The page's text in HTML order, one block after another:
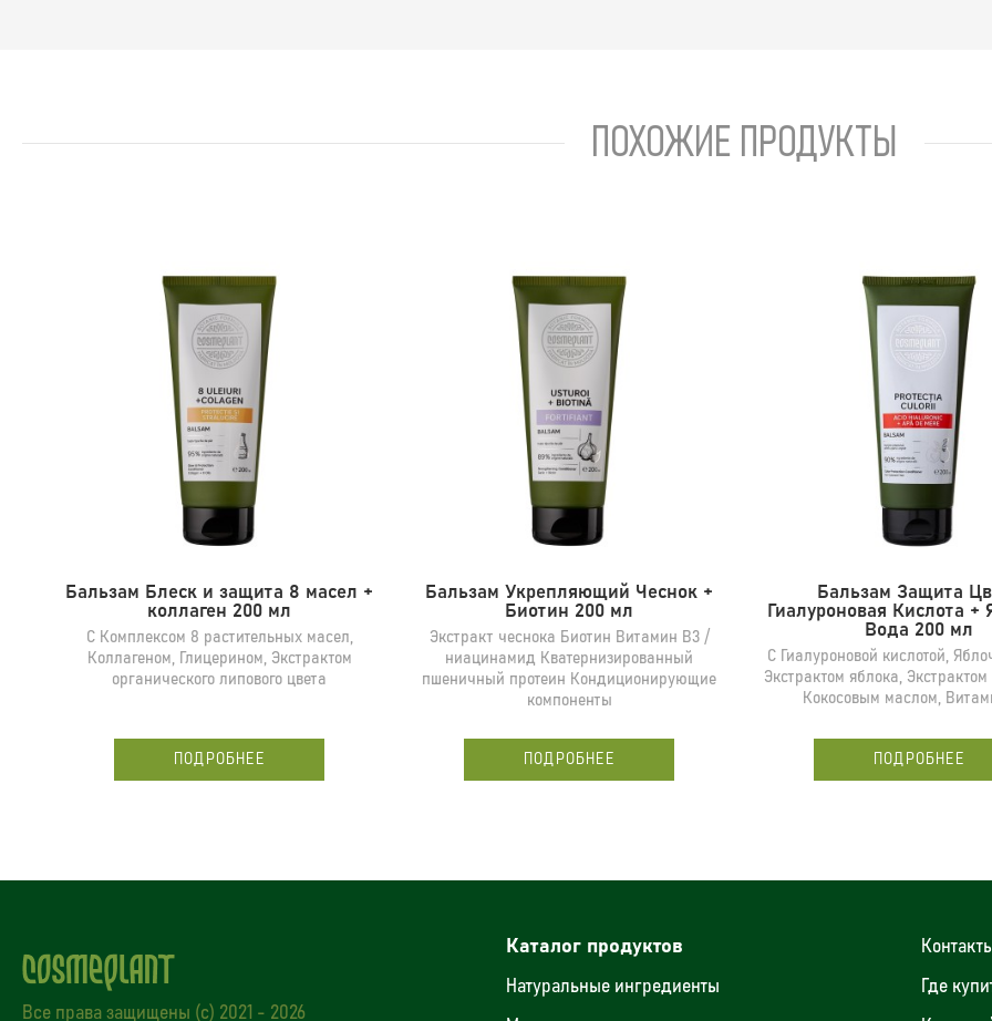
ПОХОЖИЕ ПРОДУКТЫ
Бальзам Блеск и защита 8 масел +
коллаген 200 мл
С Комплексом 8 растительных масел,
Коллагеном, Глицерином, Экстрактом
органического липового цвета
ПОДРОБНЕЕ
Бальзам Укрепляющий Чеснок +
Биотин 200 мл
Экстракт чеснока Биотин Витамин B3 /
ниацинамид Кватернизированный
пшеничный протеин Кондиционирующие
компоненты
ПОДРОБНЕЕ
Бальзам Защита
Гиалуроновая Кислота +
Вода 200 мл
С Гиалуроновой кислотой,
Экстрактом яблока,
Кокосовым маслом,
ПОДРОБНЕЕ
Все права защищены (с) 2021 - 2026
Каталог продуктов
Натуральные ингредиенты
Где